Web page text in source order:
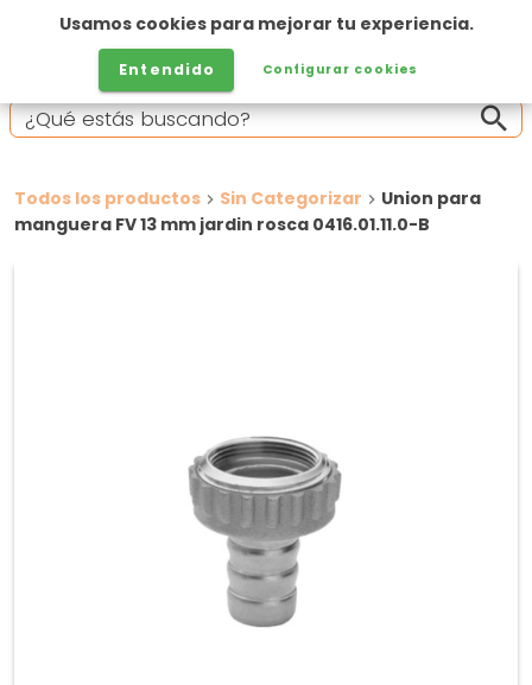
Todos los productos Sin Categorizar
Union para
manguera FV 13 mm jardin rosca 0416.01.11.0-B
Usamos cookies para mejorar tu experiencia.
Entendido Configurar cookies